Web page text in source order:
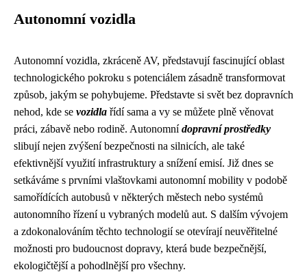
Autonomní vozidla
Autonomní vozidla, zkráceně AV, představují fascinující oblast
technologického pokroku s potenciálem zásadně transformovat
způsob, jakým se pohybujeme. Představte si svět bez dopravních
nehod, kde se vozidla řídí sama a vy se můžete plně věnovat
práci, zábavě nebo rodině. Autonomnídopravní prostředky
slibují nejen zvýšení bezpečnosti na silnicích, ale také
efektivnější využití infrastruktury a snížení emisí. Již dnes se
setkáváme s prvními vlaštovkami autonomní mobility v podobě
samořídících autobusů v některých městech nebo systémů
autonomního řízení u vybraných modelů aut. S dalším vývojem
a zdokonalováním těchto technologií se otevírají neuvěřitelné
možnosti pro budoucnost dopravy, která bude bezpečnější,
ekologičtější a pohodlnější pro všechny.